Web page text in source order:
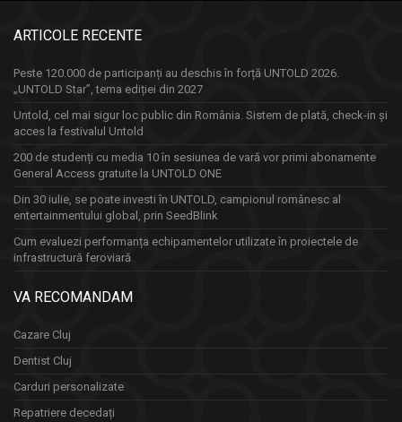
ARTICOLE RECENTE
Peste 120.000 de participanți au deschis în forță UNTOLD 2026.
„UNTOLD Star”, tema ediției din 2027
Untold, cel mai sigur loc public din România. Sistem de plată, check-in și
acces la festivalul Untold
200 de studenți cu media 10 în sesiunea de vară vor primi abonamente
General Access gratuite la UNTOLD ONE
Din 30 iulie, se poate investi în UNTOLD, campionul românesc al
entertainmentului global, prin SeedBlink
Cum evaluezi performanța echipamentelor utilizate în proiectele de
infrastructură feroviară
VA RECOMANDAM
Cazare Cluj
Dentist Cluj
Carduri personalizate
Repatriere decedați